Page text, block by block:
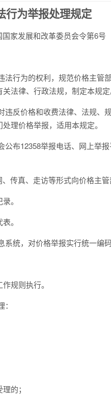
行为举报处理规定
家发展和改革委员会令第6号
行为的权利，规范价格主管
法律、行政法规，制定本规定
反价格和收费法律、法规、
理价格举报，适用本规定。
布12358举报电话、网上举
传真、走访等形式向价格主管
。
。
统，对价格举报实行统一编码
规则执行。
的；